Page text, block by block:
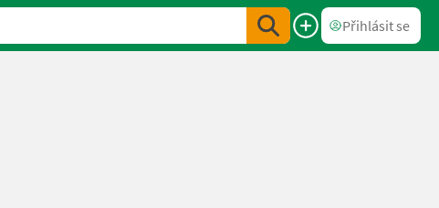
Přihlásit se